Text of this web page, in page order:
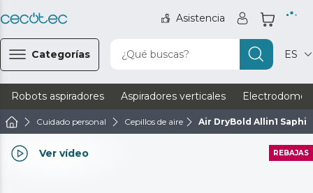
Asistencia
Categorías ¿Qué buscas? ES
Robots aspiradores Aspiradores verticales
Cuidado personal Cepillos de aire Air DryBold Allin1
Ver vídeo REBAJAS